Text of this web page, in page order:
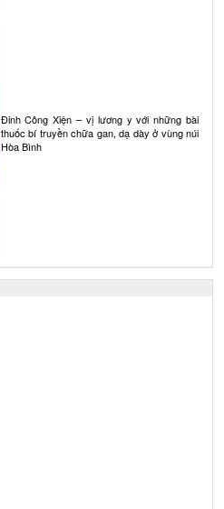
Đinh Công Xiện – vị lương y với những bài
thuốc bí truyền chữa gan, dạ dày ở vùng núi
Hòa Bình